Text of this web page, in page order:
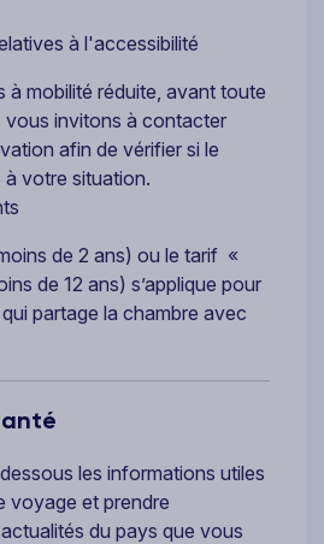
à l'accessibilité
à mobilité réduite, avant toute
invitons à contacter
afin de vérifier si le
votre situation.
de 2 ans) ou le tarif «
de 12 ans) s’applique pour
partage la chambre avec
les informations utiles
voyage et prendre
du pays que vous